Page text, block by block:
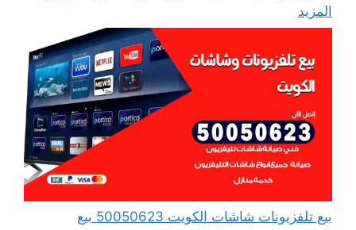
المزيد
بيع تلفزيونات شاشات الكويت 50050623 بيع